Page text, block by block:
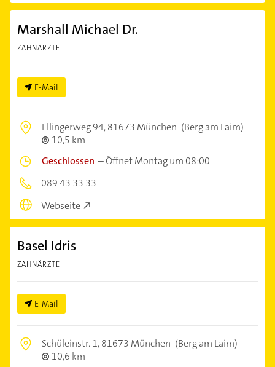
Marshall Michael Dr.
ZAHNÄRZTE
E-Mail
Ellingerweg 94,81673 München (Berg am Laim)
10,5 km
Geschlossen –Öffnet Montag um 08:00
089 43 33 33
Webseite
Basel Idris
ZAHNÄRZTE
E-Mail
Schüleinstr. 1,81673 München (Berg am Laim)
10,6 km